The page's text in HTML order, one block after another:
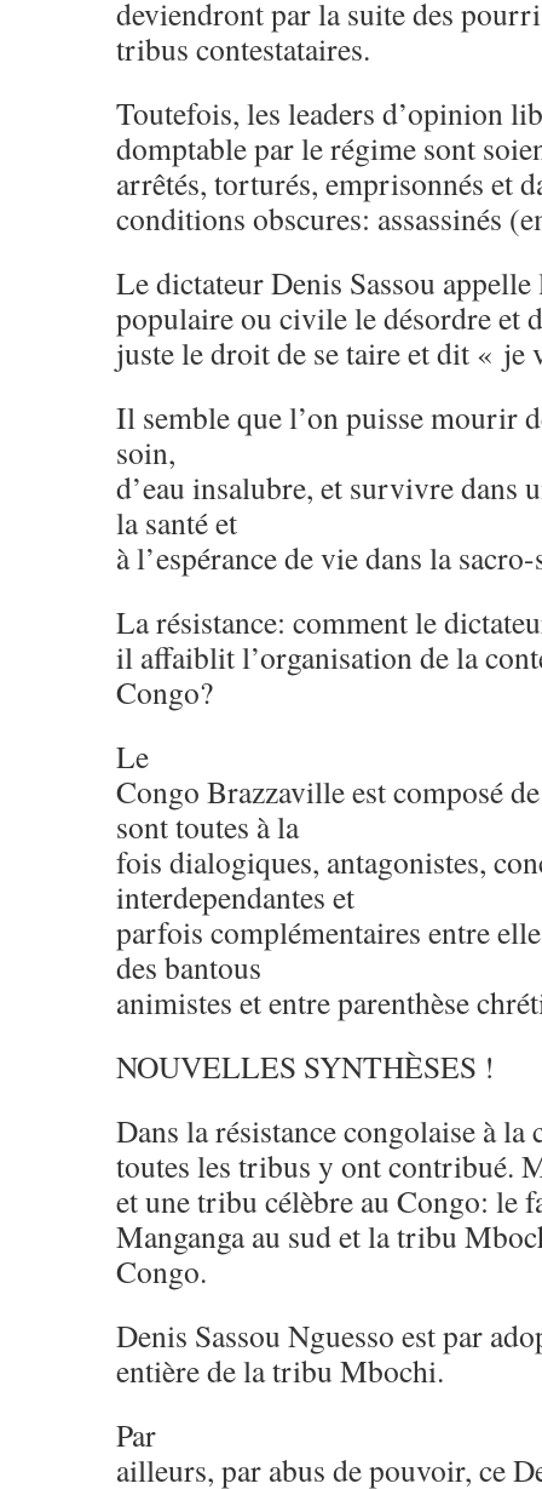
deviendront par la suite des
tribus contestataires.
Toutefois, les leaders d’opinion
domptable par le régime sont
arrêtés, torturés, emprisonnés et
conditions obscures: assassinés
Le dictateur Denis Sassou
populaire ou civile le désordre et
juste le droit de se taire et dit « je
Il semble que l’on puisse mourir
soin,
d’eau insalubre, et survivre dans
la santé et
à l’espérance de vie dans la
La résistance: comment le
il affaiblit l’organisation de la
Congo?
Le
Congo Brazzaville est composé
sont toutes à la
fois dialogiques, antagonistes,
interdependantes et
parfois complémentaires entre
des bantous
animistes et entre parenthèse
NOUVELLES SYNTHÈSES !
Dans la résistance congolaise à
toutes les tribus y ont contribué.
et une tribu célèbre au Congo: le
Manganga au sud et la tribu
Congo.
Denis Sassou Nguesso est par
entière de la tribu Mbochi.
Par
ailleurs, par abus de pouvoir, ce